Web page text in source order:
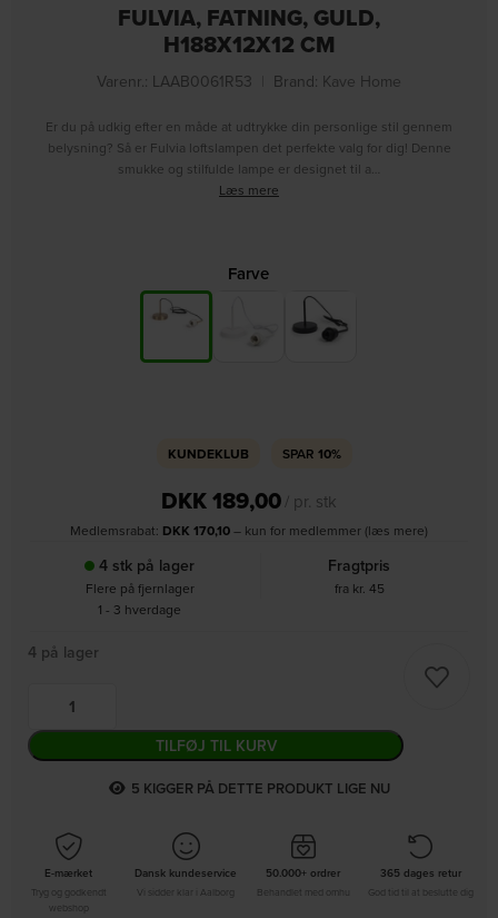
FULVIA, FATNING, GULD,
H188X12X12 CM
Varenr.: LAAB0061R53 Brand: Kave Home
Er du på udkig efter en måde at udtrykke din personlige stil gennem
belysning? Så er Fulvia loftslampen det perfekte valg for dig! Denne
smukke og stilfulde lampe er designet til a…
Læs mere
Farve
KUNDEKLUB SPAR 10%
DKK189,00/ pr. stk
Medlemsrabat: DKK 170,10– kun for medlemmer (læs mere)
4 stk på lager
Flere på fjernlager
1 - 3 hverdage
Fragtpris
fra kr. 45
4 på lager
TILFØJ TIL KURV
6 KIGGER PÅ DETTE PRODUKT LIGE NU
E-mærket
Tryg og godkendt
Dansk kundeservice
Vi sidder klar i Aalborg
50.000+ ordrer
Behandlet med omhu
365 dages retur
God tid til at beslutte dig